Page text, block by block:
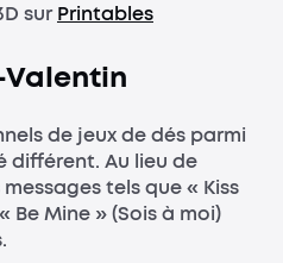
surPrintables
Valentin
de jeux de dés parmi
différent. Au lieu de
tels que « Kiss
Be Mine » (Sois à moi)